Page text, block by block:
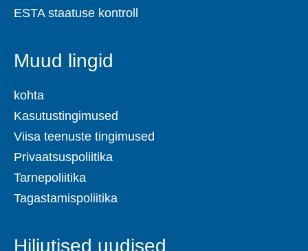
ESTA staatuse kontroll
Muud lingid
kohta
Kasutustingimused
Viisa teenuste tingimused
Privaatsuspoliitika
Tarnepoliitika
Tagastamispoliitika
Hiljutised uudised